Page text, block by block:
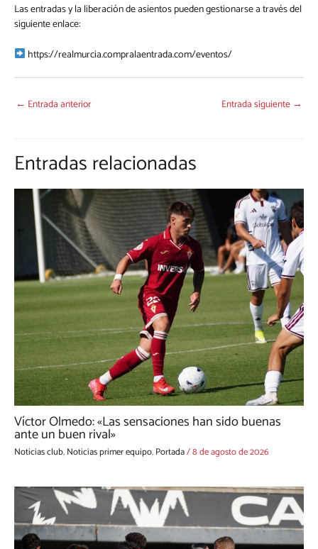
Las entradas y la liberación de asientos pueden gestionarse a través del
siguiente enlace:
https://realmurcia.compralaentrada.com/eventos/
← Entrada anterior Entrada siguiente →
Entradas relacionadas
Víctor Olmedo: «Las sensaciones han sido buenas
ante un buen rival»
Noticias club,Noticias primer equipo,Portada/8 de agosto de 2026